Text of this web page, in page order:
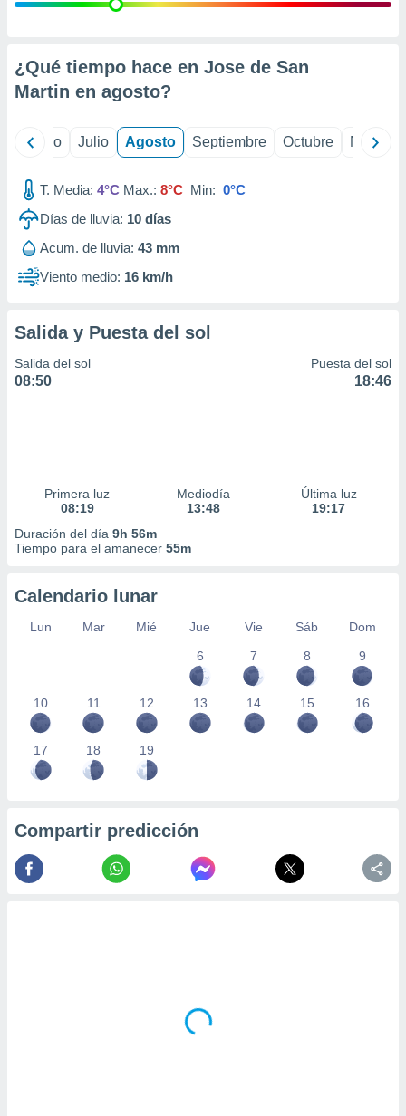
e
mediante
de
1199
¿Qué tiempo hace en Jose de San
Martin en agosto?
Junio Julio Agosto Septiembre Octubre
T. Media: 4°C Max.: 8°C Min: 0°C
Días de lluvia: 10 días
Acum. de lluvia: 43 mm
Viento medio: 16 km/h
Salida y Puesta del sol
Salida del sol
08:50
Puesta del sol
18:46
Primera luz
08:19
Mediodía
13:48
Última luz
19:17
Duración del día 9h 56m
Tiempo para el amanecer 55m
Calendario lunar
Lun Mar Mié Jue Vie Sáb
Dom
6
7 8 9
10 11 12 13 14 15 16
17 18 19
Compartir predicción